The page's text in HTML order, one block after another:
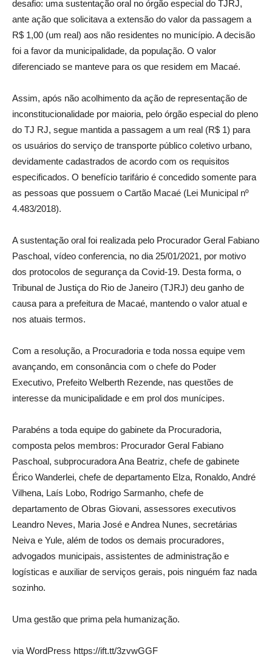
desafio: uma sustentação oral no órgão especial do TJRJ,
ante ação que solicitava a extensão do valor da passagem a
R$ 1,00 (um real) aos não residentes no município. A decisão
foi a favor da municipalidade, da população. O valor
diferenciado se manteve para os que residem em Macaé.
Assim, após não acolhimento da ação de representação de
inconstitucionalidade por maioria, pelo órgão especial do pleno
do TJ RJ, segue mantida a passagem a um real (R$ 1) para
os usuários do serviço de transporte público coletivo urbano,
devidamente cadastrados de acordo com os requisitos
especificados. O benefício tarifário é concedido somente para
as pessoas que possuem o Cartão Macaé (Lei Municipal nº
4.483/2018).
A sustentação oral foi realizada pelo Procurador Geral Fabiano
Paschoal, vídeo conferencia, no dia 25/01/2021, por motivo
dos protocolos de segurança da Covid-19. Desta forma, o
Tribunal de Justiça do Rio de Janeiro (TJRJ) deu ganho de
causa para a prefeitura de Macaé, mantendo o valor atual e
nos atuais termos.
Com a resolução, a Procuradoria e toda nossa equipe vem
avançando, em consonância com o chefe do Poder
Executivo, Prefeito Welberth Rezende, nas questões de
interesse da municipalidade e em prol dos munícipes.
Parabéns a toda equipe do gabinete da Procuradoria,
composta pelos membros: Procurador Geral Fabiano
Paschoal, subprocuradora Ana Beatriz, chefe de gabinete
Érico Wanderlei, chefe de departamento Elza, Ronaldo, André
Vilhena, Laís Lobo, Rodrigo Sarmanho, chefe de
departamento de Obras Giovani, assessores executivos
Leandro Neves, Maria José e Andrea Nunes, secretárias
Neiva e Yule, além de todos os demais procuradores,
advogados municipais, assistentes de administração e
logísticas e auxiliar de serviços gerais, pois ninguém faz nada
sozinho.
Uma gestão que prima pela humanização.
via WordPress https://ift.tt/3zvwGGF